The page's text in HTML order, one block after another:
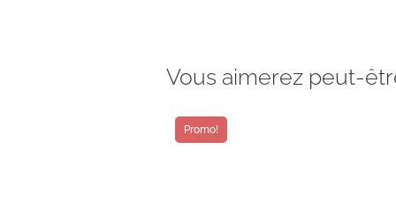
Vous aimerez peut-
Promo!